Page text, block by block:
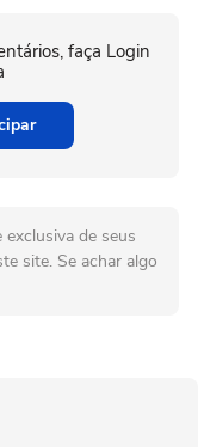
faça Login
de seus
site. Se achar algo